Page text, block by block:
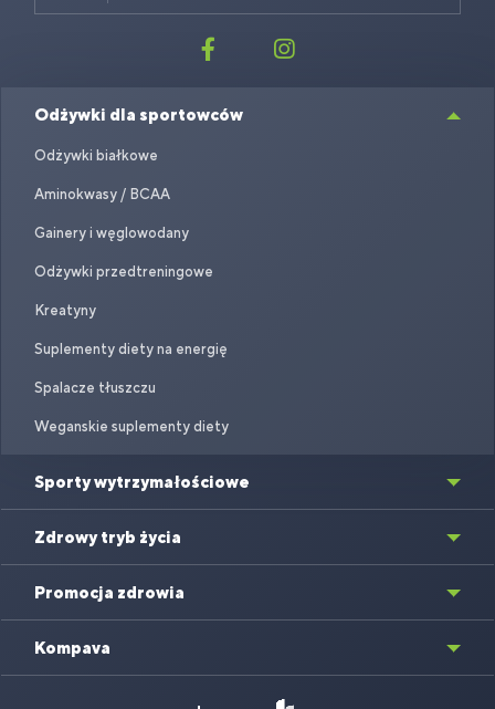
Odżywki dla sportowców
Odżywki białkowe
Aminokwasy / BCAA
Gainery i węglowodany
Odżywki przedtreningowe
Kreatyny
Suplementy diety na energię
Spalacze tłuszczu
Weganskie suplementy diety
Sporty wytrzymałościowe
Zdrowy tryb życia
Promocja zdrowia
Kompava